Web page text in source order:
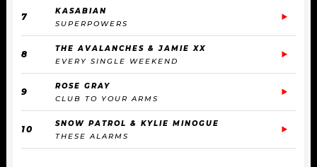
7
KASABIAN
SUPERPOWERS
8
THE AVALANCHES & JAMIE XX
EVERY SINGLE WEEKEND
9
ROSE GRAY
CLUB TO YOUR ARMS
10
SNOW PATROL & KYLIE MINOGUE
THESE ALARMS